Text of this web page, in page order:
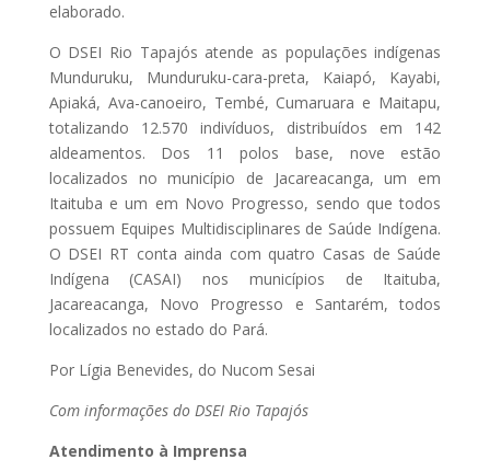
elaborado.
O DSEI Rio Tapajós atende as populações indígenas
Munduruku, Munduruku-cara-preta, Kaiapó, Kayabi,
Apiaká, Ava-canoeiro, Tembé, Cumaruara e Maitapu,
totalizando 12.570 indivíduos, distribuídos em 142
aldeamentos. Dos 11 polos base, nove estão
localizados no município de Jacareacanga, um em
Itaituba e um em Novo Progresso, sendo que todos
possuem Equipes Multidisciplinares de Saúde Indígena.
O DSEI RT conta ainda com quatro Casas de Saúde
Indígena (CASAI) nos municípios de Itaituba,
Jacareacanga, Novo Progresso e Santarém, todos
localizados no estado do Pará.
Por Lígia Benevides, do Nucom Sesai
Com informações do DSEI Rio Tapajós
Atendimento à Imprensa